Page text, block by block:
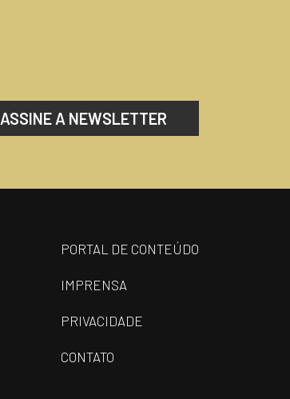
ASSINE A NEWSLETTER
PORTAL DE CONTEÚDO
IMPRENSA
PRIVACIDADE
CONTATO